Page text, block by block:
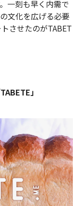
一刻も早く内需で
文化を広げる必要
させたのがTABET
」